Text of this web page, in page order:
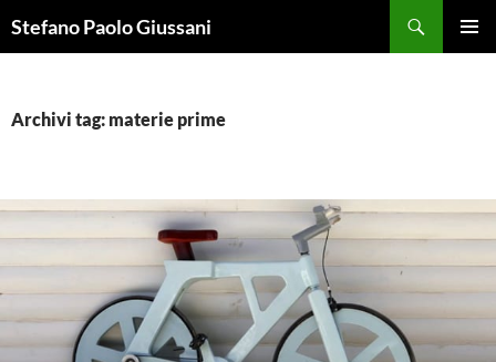
alStefano Paolo Giussani
Archivi tag: materie prime